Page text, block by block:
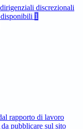
discrezionali
1
rapporto di lavoro
pubblicare sul sito